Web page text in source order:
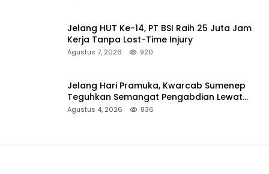
Jelang HUT Ke-14, PT BSI Raih 25 Juta Jam
Kerja Tanpa Lost-Time Injury
Agustus 7, 2026 920
Jelang Hari Pramuka, Kwarcab Sumenep
Teguhkan Semangat Pengabdian Lewat
Ziarah Pahlawan
Agustus 4, 2026 836